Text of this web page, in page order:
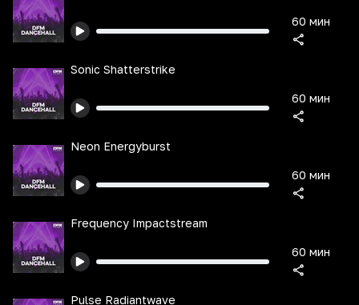
60 мин
Sonic Shatterstrike
60 мин
Neon Energyburst
60 мин
Frequency Impactstream
60 мин
Pulse Radiantwave